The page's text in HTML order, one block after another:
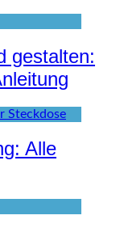
gestalten:
Alle